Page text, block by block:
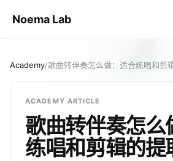
Noema Lab
Academy/歌曲转伴奏怎么做：适合练唱和剪
ACADEMY ARTICLE
歌曲转伴奏怎么
练唱和剪辑的提